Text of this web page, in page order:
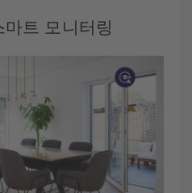
트 모니터링